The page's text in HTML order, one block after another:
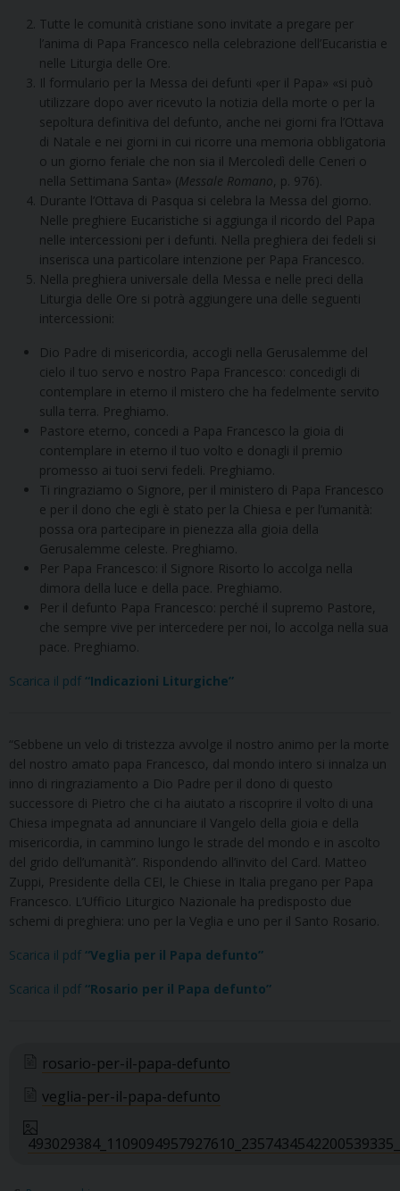
Tutte le comunità cristiane sono invitate a pregare per
l’anima di Papa Francesco nella celebrazione dell’Eucaristia e
nelle Liturgia delle Ore.
Il formulario per la Messa dei defunti «per il Papa» «si può
utilizzare dopo aver ricevuto la notizia della morte o per la
sepoltura definitiva del defunto, anche nei giorni fra l’Ottava
di Natale e nei giorni in cui ricorre una memoria obbligatoria
o un giorno feriale che non sia il Mercoledì delle Ceneri o
nella Settimana Santa» (Messale Romano, p. 976).
Durante l’Ottava di Pasqua si celebra la Messa del giorno.
Nelle preghiere Eucaristiche si aggiunga il ricordo del Papa
nelle intercessioni per i defunti. Nella preghiera dei fedeli si
inserisca una particolare intenzione per Papa Francesco.
Nella preghiera universale della Messa e nelle preci della
Liturgia delle Ore si potrà aggiungere una delle seguenti
intercessioni:
Dio Padre di misericordia, accogli nella Gerusalemme del
cielo il tuo servo e nostro Papa Francesco: concedigli di
contemplare in eterno il mistero che ha fedelmente servito
sulla terra. Preghiamo.
Pastore eterno, concedi a Papa Francesco la gioia di
contemplare in eterno il tuo volto e donagli il premio
promesso ai tuoi servi fedeli. Preghiamo.
Ti ringraziamo o Signore, per il ministero di Papa Francesco
e per il dono che egli è stato per la Chiesa e per l’umanità:
possa ora partecipare in pienezza alla gioia della
Gerusalemme celeste. Preghiamo.
Per Papa Francesco: il Signore Risorto lo accolga nella
dimora della luce e della pace. Preghiamo.
Per il defunto Papa Francesco: perché il supremo Pastore,
che sempre vive per intercedere per noi, lo accolga nella sua
pace. Preghiamo.
Scarica il pdf “Indicazioni Liturgiche”
“Sebbene un velo di tristezza avvolge il nostro animo per la morte
del nostro amato papa Francesco, dal mondo intero si innalza un
inno di ringraziamento a Dio Padre per il dono di questo
successore di Pietro che ci ha aiutato a riscoprire il volto di una
Chiesa impegnata ad annunciare il Vangelo della gioia e della
misericordia, in cammino lungo le strade del mondo e in ascolto
del grido dell’umanità”. Rispondendo all’invito del Card. Matteo
Zuppi, Presidente della CEI, le Chiese in Italia pregano per Papa
Francesco. L’Ufficio Liturgico Nazionale ha predisposto due
schemi di preghiera: uno per la Veglia e uno per il Santo Rosario.
Scarica il pdf “Veglia per il Papa defunto”
Scarica il pdf “Rosario per il Papa defunto”
rosario-per-il-papa-defunto
veglia-per-il-papa-defunto